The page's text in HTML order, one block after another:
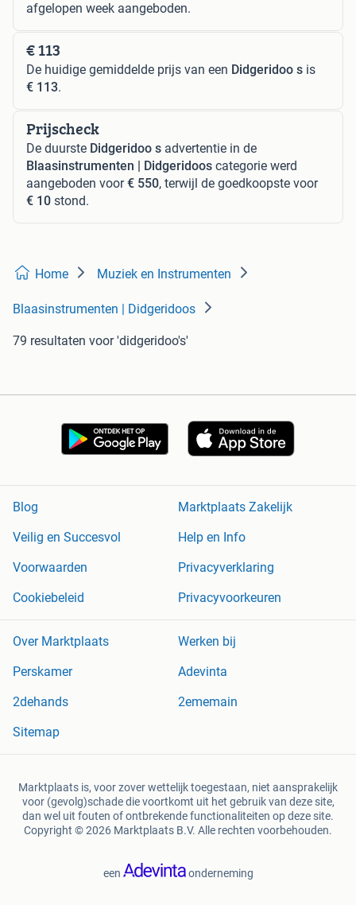
afgelopen week aangeboden.
€ 113
De huidige gemiddelde prijs van een Didgeridoo s is
€ 113.
Prijscheck
De duurste Didgeridoo s advertentie in de
Blaasinstrumenten | Didgeridoos categorie werd
aangeboden voor€ 550, terwijl de goedkoopste voor
€ 10 stond.
Home Muziek en Instrumenten
Blaasinstrumenten | Didgeridoos
79 resultaten voor 'didgeridoo's'
Blog
Marktplaats Zakelijk
Veilig en Succesvol
Help en Info
Voorwaarden
Privacyverklaring
Cookiebeleid
Privacyvoorkeuren
Over Marktplaats
Werken bij
Perskamer
Adevinta
2dehands
2ememain
Sitemap
Marktplaats is, voor zover wettelijk toegestaan, niet aansprakelijk
voor (gevolg)schade die voortkomt uit het gebruik van deze site,
dan wel uit fouten of ontbrekende functionaliteiten op deze site.
Copyright © 2026 Marktplaats B.V. Alle rechten voorbehouden.
een onderneming